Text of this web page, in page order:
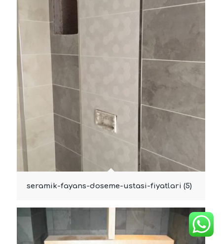
seramik-fayans-doseme-ustasi-fiyatlari (5)